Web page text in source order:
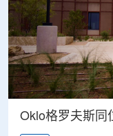
Oklo格罗夫斯同